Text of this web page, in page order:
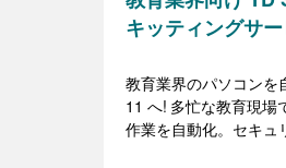
キッティングサ
教育業界のパソコンを
11 へ! 多忙な教育現場
作業を自動化。セキュ